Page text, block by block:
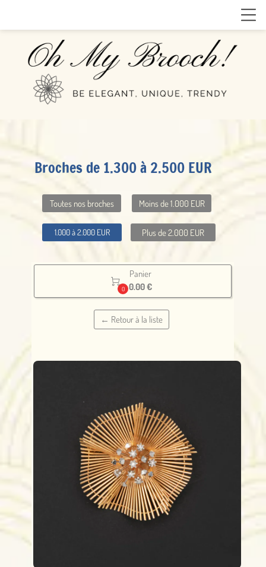
Broches de 1.300 à 2.500 EUR
Toutes nos broches Moins de 1.000 EUR
1.000 à 2.000 EUR Plus de 2.000 EUR

0
Panier
0.00 €
← Retour à la liste